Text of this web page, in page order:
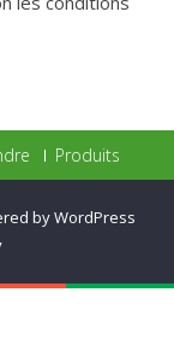
Produits
by WordPress